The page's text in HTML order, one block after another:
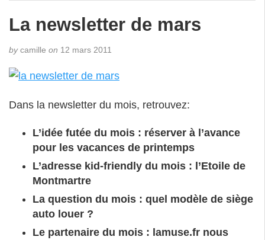
La newsletter de mars
bycamille on 12 mars 2011
Dans la newsletter du mois, retrouvez:
L’idée futée du mois : réserver à l’avance
pour les vacances de printemps
L’adresse kid-friendly du mois : l’Etoile de
Montmartre
La question du mois : quel modèle de siège
auto louer ?
Le partenaire du mois : lamuse.fr nous